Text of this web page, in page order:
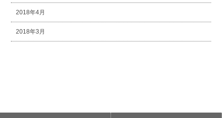
2018年4月
2018年3月